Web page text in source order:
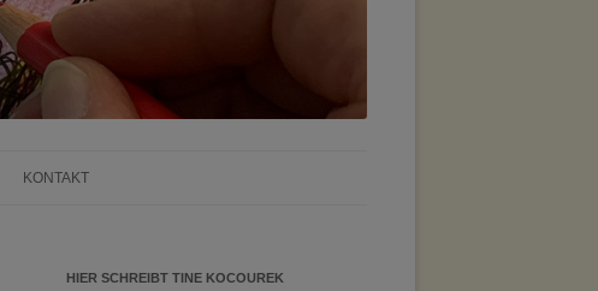
KONTAKT
HIER SCHREIBT TINE KOCOUREK